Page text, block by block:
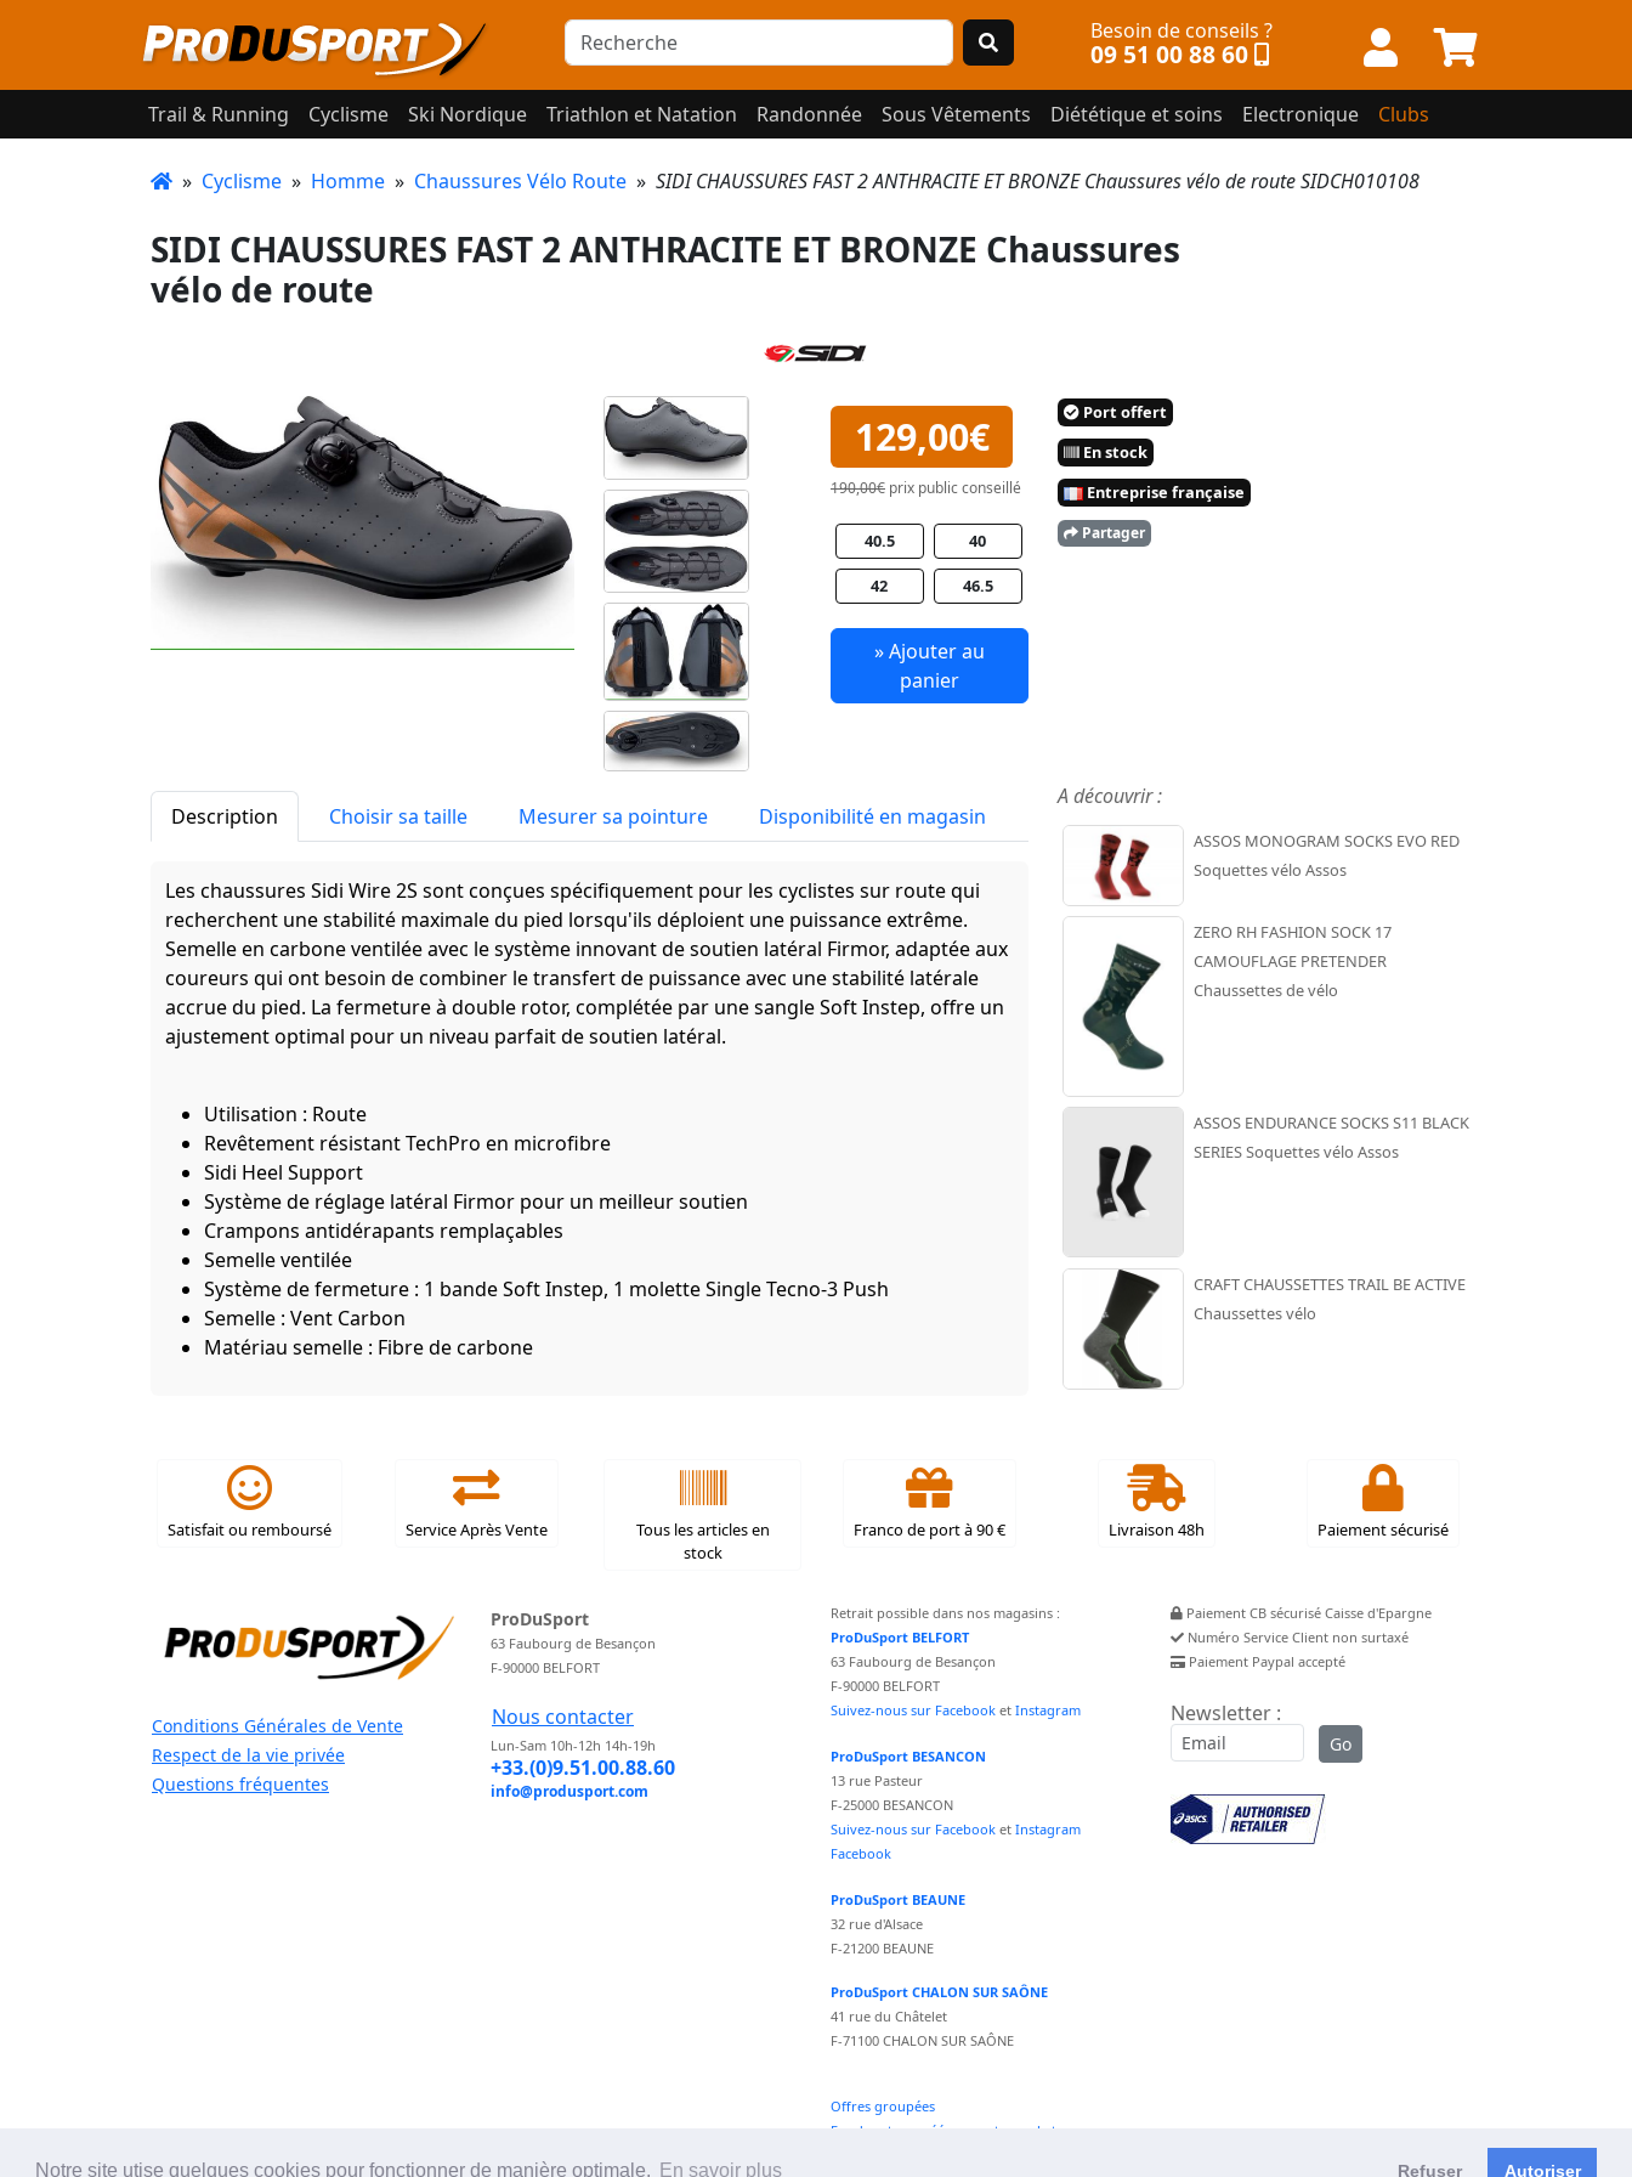
Notre site utise quelques cookies pour fonctionner de manière optimale. En savoir plus Refuser Autoriser
Besoin de conseils ?
09 51 00 88 60
Trail & Running Cyclisme Ski Nordique Triathlon et Natation Randonnée Sous Vêtements Diététique et soins Electronique Clubs
» Cyclisme » Homme » Chaussures Vélo Route » SIDI CHAUSSURES FAST 2 ANTHRACITE ET BRONZE Chaussures vélo de route SIDCH010108
SIDI CHAUSSURES FAST 2 ANTHRACITE ET BRONZE Chaussures
vélo de route
129,00€
190,00€ prix public conseillé
40.5 40
42 46.5
» Ajouter au
panier
Port offert
En stock
Entreprise française
Partager
Description Choisir sa taille Mesurer sa pointure Disponibilité en magasin
Les chaussures Sidi Wire 2S sont conçues spécifiquement pour les cyclistes sur route qui
recherchent une stabilité maximale du pied lorsqu'ils déploient une puissance extrême.
Semelle en carbone ventilée avec le système innovant de soutien latéral Firmor, adaptée aux
coureurs qui ont besoin de combiner le transfert de puissance avec une stabilité latérale
accrue du pied. La fermeture à double rotor, complétée par une sangle Soft Instep, offre un
ajustement optimal pour un niveau parfait de soutien latéral.
Utilisation : Route
Revêtement résistant TechPro en microfibre
Sidi Heel Support
Système de réglage latéral Firmor pour un meilleur soutien
Crampons antidérapants remplaçables
Semelle ventilée
Système de fermeture : 1 bande Soft Instep, 1 molette Single Tecno-3 Push
Semelle : Vent Carbon
Matériau semelle : Fibre de carbone
A découvrir :
ASSOS MONOGRAM SOCKS EVO RED
Soquettes vélo Assos
ZERO RH FASHION SOCK 17
CAMOUFLAGE PRETENDER
Chaussettes de vélo
ASSOS ENDURANCE SOCKS S11 BLACK
SERIES Soquettes vélo Assos
CRAFT CHAUSSETTES TRAIL BE ACTIVE
Chaussettes vélo
Satisfait ou remboursé Service Après Vente
Tous les articles en
stock
Franco de port à 90 € Livraison 48h Paiement sécurisé
Conditions Générales de Vente
Respect de la vie privée
Questions fréquentes
ProDuSport
63 Faubourg de Besançon
F-90000 BELFORT
Nous contacter
Lun-Sam 10h-12h 14h-19h
+33.(0)9.51.00.88.60
info@produsport.com
Retrait possible dans nos magasins :
ProDuSport BELFORT
63 Faubourg de Besançon
F-90000 BELFORT
Suivez-nous sur Facebook et Instagram
ProDuSport BESANCON
13 rue Pasteur
F-25000 BESANCON
Suivez-nous sur Facebook et Instagram
Facebook
ProDuSport BEAUNE
32 rue d'Alsace
F-21200 BEAUNE
ProDuSport CHALON SUR SAÔNE
41 rue du Châtelet
F-71100 CHALON SUR SAÔNE
Offres groupées
Fond vecteur créé par vectorpocket -
Paiement CB sécurisé Caisse d'Epargne
Numéro Service Client non surtaxé
Paiement Paypal accepté
Newsletter :